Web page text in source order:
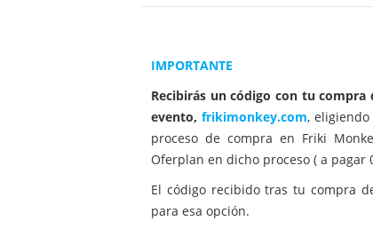
IMPORTANTE
Recibirás un código con tu
evento,frikimonkey.com,
proceso de compra en Friki
Oferplan en dicho proceso ( a pagar
El código recibido tras tu compra
para esa opción.